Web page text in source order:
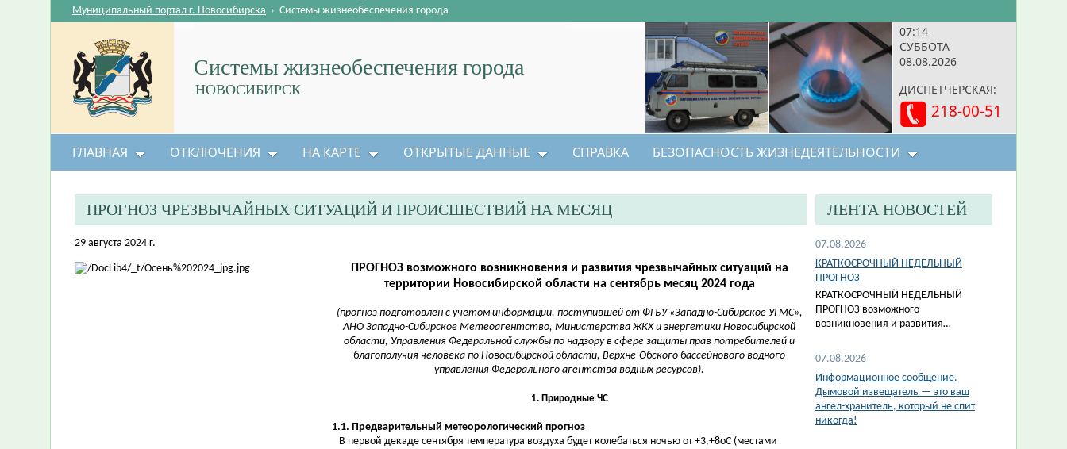
07:14
СУББОТА
08.08.2026
ДИСПЕТЧЕРСКАЯ:
218-00-51
Системы жизнеобеспечения города
НОВОСИБИРСК
Муниципальный портал г. Новосибирска › Системы жизнеобеспечения города
ГЛАВНАЯ ОТКЛЮЧЕНИЯ НА КАРТЕ ОТКРЫТЫЕ ДАННЫЕ СПРАВКА БЕЗОПАСНОСТЬ ЖИЗНЕДЕЯТЕЛЬНОСТИ
ПРОГНОЗ ЧРЕЗВЫЧАЙНЫХ СИТУАЦИЙ И ПРОИСШЕСТВИЙ НА МЕСЯЦ
29 августа 2024 г.
ПРОГНОЗ возможного возникновения и развития чрезвычайных ситуаций на
территории Новосибирской области на сентябрь месяц 2024 года
(прогноз подготовлен с учетом информации, поступившей от ФГБУ «Западно-Сибирское УГМС»,
АНО Западно-Сибирское Метеоагентство, Министерства ЖКХ и энергетики Новосибирской
области, Управления Федеральной службы по надзору в сфере защиты прав потребителей и
благополучия человека по Новосибирской области, Верхне-Обского бассейнового водного
управления Федерального агентства водных ресурсов).
1. Природные ЧС
1.1. Предварительный метеорологический прогноз
В первой декаде сентября температура воздуха будет колебаться ночью от +3,+8оС (местами
ЛЕНТА НОВОСТЕЙ
07.08.2026
КРАТКОСРОЧНЫЙ НЕДЕЛЬНЫЙ
ПРОГНОЗ
КРАТКОСРОЧНЫЙ НЕДЕЛЬНЫЙ
ПРОГНОЗ возможного
возникновения и развития…
07.08.2026
Информационное сообщение.
Дымовой извещатель — это ваш
ангел-хранитель, который не спит
никогда!